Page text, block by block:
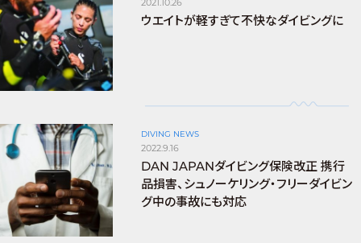
2021.10.26
ウエイトが軽すぎて不快なダイビングに
DIVING NEWS
2022.9.16
DAN JAPANダイビング保険改正 携行
品損害、シュノーケリング・フリーダイビン
グ中の事故にも対応